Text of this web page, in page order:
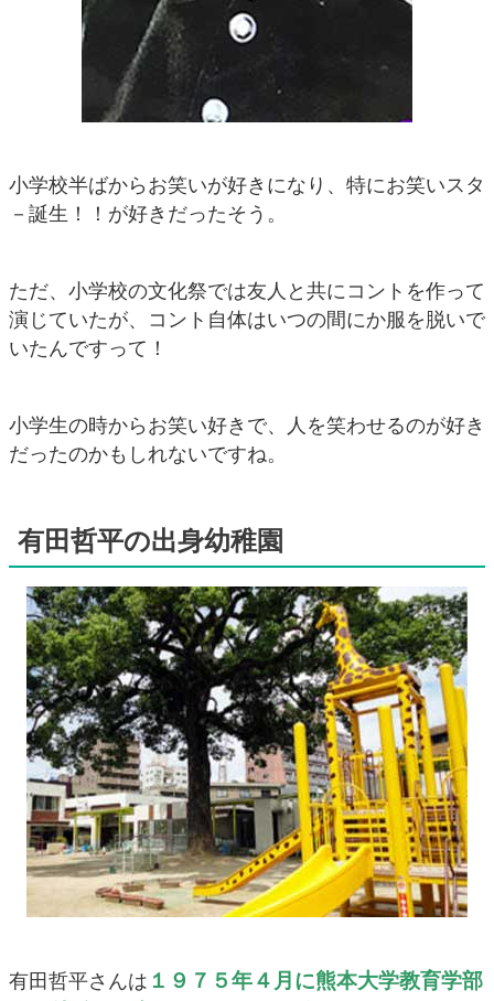
小学校半ばからお笑いが好きになり、特にお笑いスタ
－誕生！！が好きだったそう。
ただ、小学校の文化祭では友人と共にコントを作って
演じていたが、コント自体はいつの間にか服を脱いで
いたんですって！
小学生の時からお笑い好きで、人を笑わせるのが好き
だったのかもしれないですね。
有田哲平の出身幼稚園
有田哲平さんは １９７５年４月に熊本大学教育学部